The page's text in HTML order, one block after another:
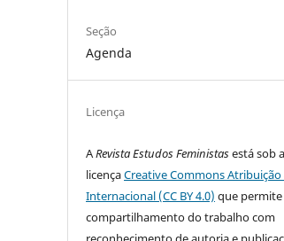
Seção
Agenda
Licença
ARevista Estudos Feministasestá sob a
licençaCreative Commons Atribuição
Internacional (CC BY 4.0) que
compartilhamento do trabalho com